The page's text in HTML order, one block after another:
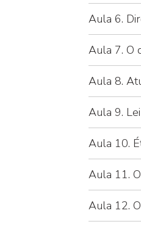
Aula 6.
Aula 7. O
Aula 8.
Aula 9.
Aula 10.
Aula 11.
Aula 12.